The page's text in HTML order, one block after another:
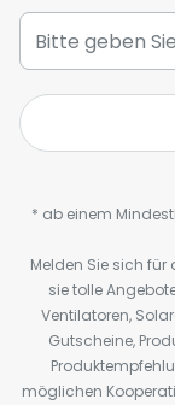
* ab einem
Melden Sie sich
sie tolle
Ventilatoren,
Gutscheine,
möglichen